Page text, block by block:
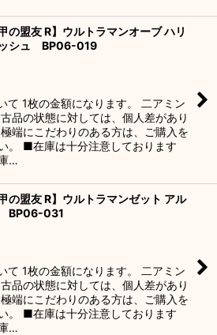
の盟友 R】ウルトラマンオーブ ハリ
シュ BP06-019
て 1枚の金額になります。 二アミン
品の状態に対しては、個人差があり
端にこだわりのある方は、ご購入を
。 ■在庫は十分注意しております
…
の盟友 R】ウルトラマンゼット アル
BP06-031
て 1枚の金額になります。 二アミン
品の状態に対しては、個人差があり
端にこだわりのある方は、ご購入を
。 ■在庫は十分注意しております
…